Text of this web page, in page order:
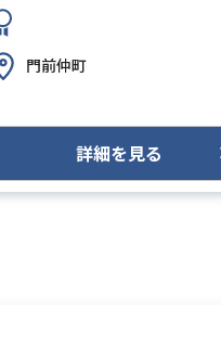
Cloud Platform)
門前仲町
詳細を見る